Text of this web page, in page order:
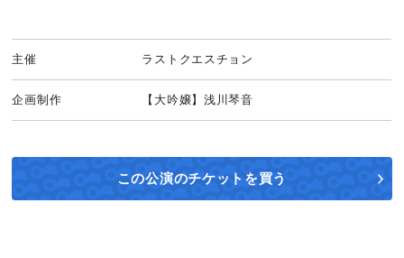
主催 ラストクエスチョン
企画制作 【大吟嬢】浅川琴音
この公演のチケットを買う